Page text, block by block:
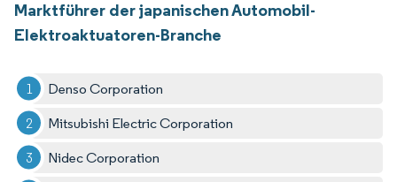
Marktführer der japanischen Automobil-
Elektroaktuatoren-Branche
Denso Corporation
Mitsubishi Electric Corporation
Nidec Corporation